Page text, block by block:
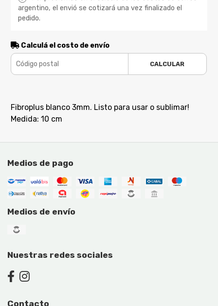
argentino, el envió se cotizará una vez finalizado el
pedido.
Calculá el costo de envío
CALCULAR
Fibroplus blanco 3mm. Listo para usar o sublimar!
Medida: 10 cm
Medios de pago
Medios de envío
Nuestras redes sociales
Contacto